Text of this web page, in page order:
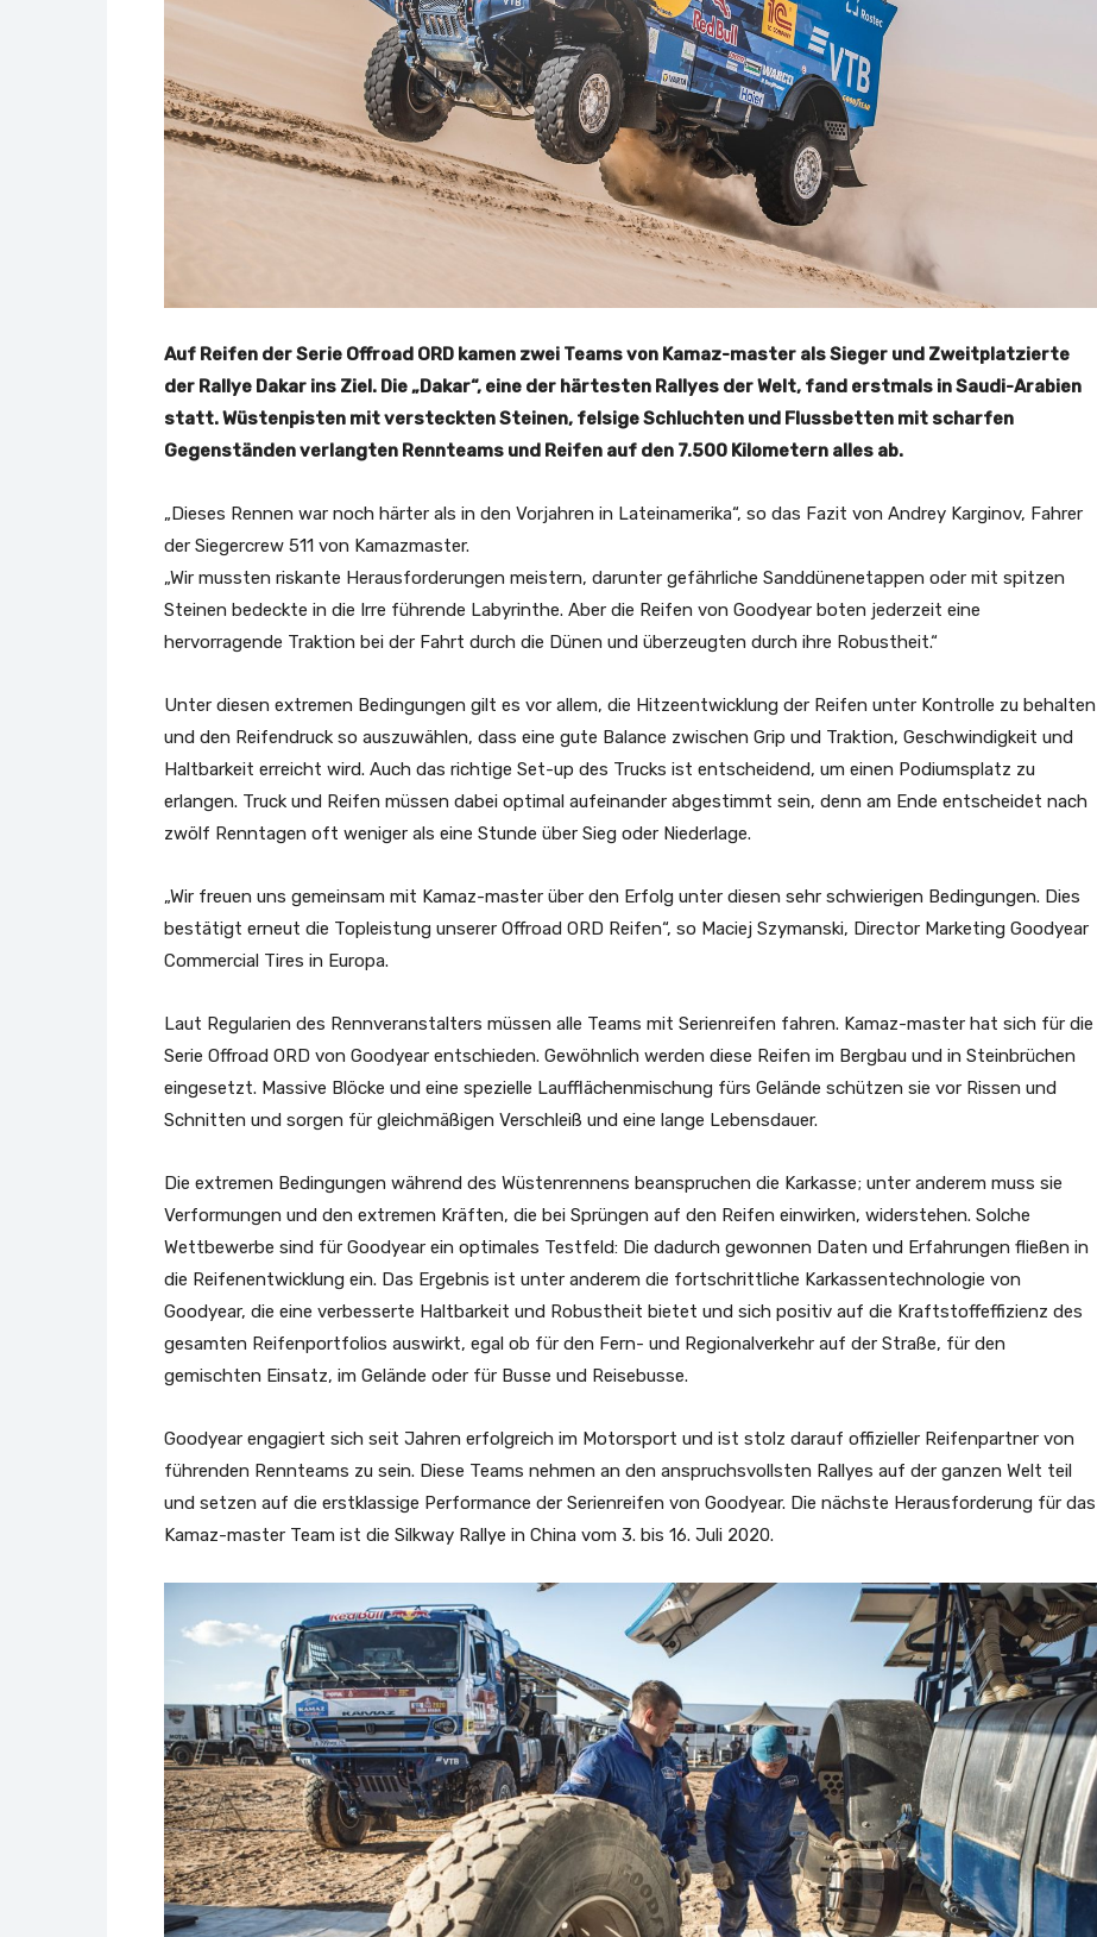
Auf Reifen der Serie Offroad ORD kamen zwei Teams von Kamaz-master als Sieger und Zweitplatzierte
der Rallye Dakar ins Ziel. Die „Dakar“, eine der härtesten Rallyes der Welt, fand erstmals in Saudi-Arabien
statt. Wüstenpisten mit versteckten Steinen, felsige Schluchten und Flussbetten mit scharfen
Gegenständen verlangten Rennteams und Reifen auf den 7.500 Kilometern alles ab.
„Dieses Rennen war noch härter als in den Vorjahren in Lateinamerika“, so das Fazit von Andrey Karginov, Fahrer
der Siegercrew 511 von Kamazmaster.
„Wir mussten riskante Herausforderungen meistern, darunter gefährliche Sanddünenetappen oder mit spitzen
Steinen bedeckte in die Irre führende Labyrinthe. Aber die Reifen von Goodyear boten jederzeit eine
hervorragende Traktion bei der Fahrt durch die Dünen und überzeugten durch ihre Robustheit.“
Unter diesen extremen Bedingungen gilt es vor allem, die Hitzeentwicklung der Reifen unter Kontrolle zu behalten
und den Reifendruck so auszuwählen, dass eine gute Balance zwischen Grip und Traktion, Geschwindigkeit und
Haltbarkeit erreicht wird. Auch das richtige Set-up des Trucks ist entscheidend, um einen Podiumsplatz zu
erlangen. Truck und Reifen müssen dabei optimal aufeinander abgestimmt sein, denn am Ende entscheidet nach
zwölf Renntagen oft weniger als eine Stunde über Sieg oder Niederlage.
„Wir freuen uns gemeinsam mit Kamaz-master über den Erfolg unter diesen sehr schwierigen Bedingungen. Dies
bestätigt erneut die Topleistung unserer Offroad ORD Reifen“, so Maciej Szymanski, Director Marketing Goodyear
Commercial Tires in Europa.
Laut Regularien des Rennveranstalters müssen alle Teams mit Serienreifen fahren. Kamaz-master hat sich für die
Serie Offroad ORD von Goodyear entschieden. Gewöhnlich werden diese Reifen im Bergbau und in Steinbrüchen
eingesetzt. Massive Blöcke und eine spezielle Laufflächenmischung fürs Gelände schützen sie vor Rissen und
Schnitten und sorgen für gleichmäßigen Verschleiß und eine lange Lebensdauer.
Die extremen Bedingungen während des Wüstenrennens beanspruchen die Karkasse; unter anderem muss sie
Verformungen und den extremen Kräften, die bei Sprüngen auf den Reifen einwirken, widerstehen. Solche
Wettbewerbe sind für Goodyear ein optimales Testfeld: Die dadurch gewonnen Daten und Erfahrungen fließen in
die Reifenentwicklung ein. Das Ergebnis ist unter anderem die fortschrittliche Karkassentechnologie von
Goodyear, die eine verbesserte Haltbarkeit und Robustheit bietet und sich positiv auf die Kraftstoffeffizienz des
gesamten Reifenportfolios auswirkt, egal ob für den Fern- und Regionalverkehr auf der Straße, für den
gemischten Einsatz, im Gelände oder für Busse und Reisebusse.
Goodyear engagiert sich seit Jahren erfolgreich im Motorsport und ist stolz darauf offizieller Reifenpartner von
führenden Rennteams zu sein. Diese Teams nehmen an den anspruchsvollsten Rallyes auf der ganzen Welt teil
und setzen auf die erstklassige Performance der Serienreifen von Goodyear. Die nächste Herausforderung für das
Kamaz-master Team ist die Silkway Rallye in China vom 3. bis 16. Juli 2020.